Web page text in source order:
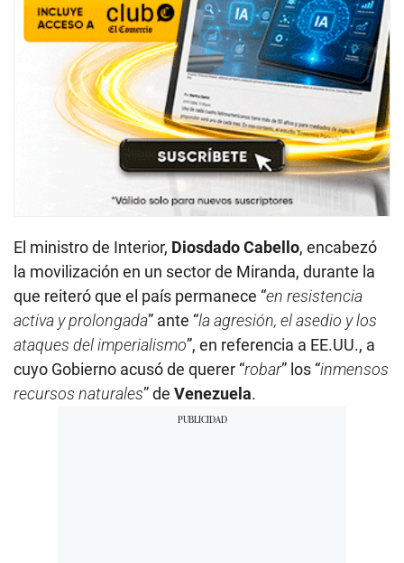
El ministro de Interior, Diosdado Cabello, encabezó
la movilización en un sector de Miranda, durante la
que reiteró que el país permanece “en resistencia
activa y prolongada” ante “la agresión, el asedio y los
ataques del imperialismo”, en referencia a EE.UU., a
cuyo Gobierno acusó de querer “robar” los “inmensos
recursos naturales” de Venezuela.